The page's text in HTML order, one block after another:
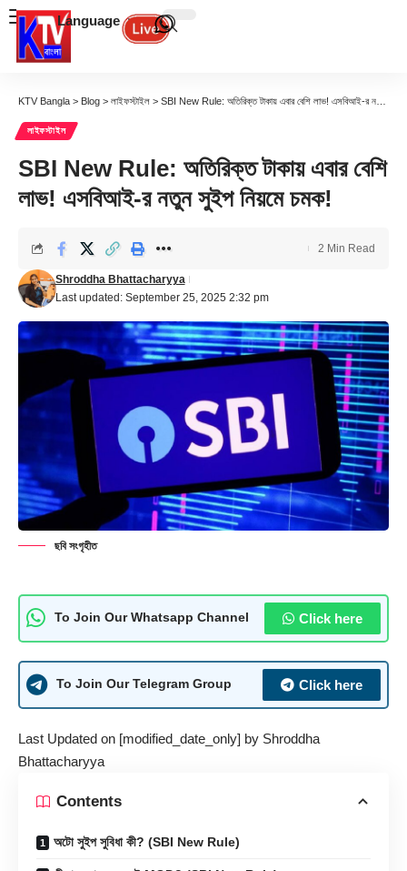
Language
KTV Bangla > Blog > লাইফস্টাইল > SBI New Rule: অতিরিক্ত টাকায় এবার বেশি লাভ! এসবিআই-র নতুন সুইপ নিয়মে চমক!
লাইফস্টাইল
SBI New Rule: অতিরিক্ত টাকায় এবার বেশি
লাভ! এসবিআই-র নতুন সুইপ নিয়মে চমক!
Last updated: September 25, 2025 2:32 pm
Shroddha Bhattacharyya
2 Min Read
ছবি সংগৃহীত
To Join Our Whatsapp Channel Click here
To Join Our Telegram Group Click here
Last Updated on [modified_date_only] by Shroddha
Bhattacharyya
Contents
অটো সুইপ সুবিধা কী? (SBI New Rule)